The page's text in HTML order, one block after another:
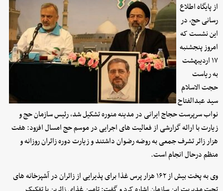
از پایگاه اطلاع
رسانی حج، در
این نشست که
امروز پنجشنبه
۱۷ اردیبهشت
به ریاست
حجت الاسلام
سید عبدالفتاح
نواب سرپرست حجاج ایرانی در مدینه منوره تشکیل شد، رئیس سازمان حج و
زیارت با ارائه گزارشی از فعالیت های اجرایی در موسم حج امسال افزود: هفت
هزار زائر تشرف جمعی به روضه رضوان داشتند و زیارت دوره زائران روزانه و
منظم درحال انجام است.
وی به پخت بیش از ۱۶۲ هزار پرس غذا برای پذیرایی از زائران در آشپزخانه های